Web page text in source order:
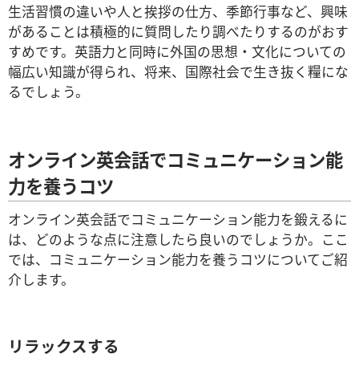
生活習慣の違いや人と挨拶の仕方、季節行事など、興味
があることは積極的に質問したり調べたりするのがおす
すめです。英語力と同時に外国の思想・文化についての
幅広い知識が得られ、将来、国際社会で生き抜く糧にな
るでしょう。
オンライン英会話でコミュニケーション能
力を養うコツ
オンライン英会話でコミュニケーション能力を鍛えるに
は、どのような点に注意したら良いのでしょうか。ここ
では、コミュニケーション能力を養うコツについてご紹
介します。
リラックスする